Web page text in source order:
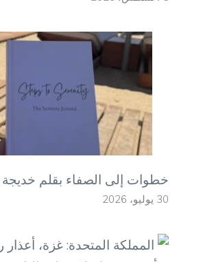
خطوات إلى الصفاء بقلم خديجة
30 يوليو، 2026